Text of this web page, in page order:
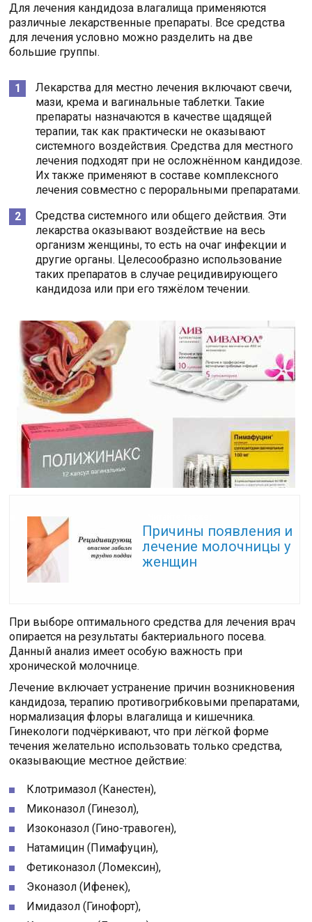
Для лечения кандидоза влагалища применяются
различные лекарственные препараты. Все средства
для лечения условно можно разделить на две
большие группы.
Лекарства для местно лечения включают свечи,
мази, крема и вагинальные таблетки. Такие
препараты назначаются в качестве щадящей
терапии, так как практически не оказывают
системного воздействия. Средства для местного
лечения подходят при не осложнённом кандидозе.
Их также применяют в составе комплексного
лечения совместно с пероральными препаратами.
Средства системного или общего действия. Эти
лекарства оказывают воздействие на весь
организм женщины, то есть на очаг инфекции и
другие органы. Целесообразно использование
таких препаратов в случае рецидивирующего
кандидоза или при его тяжёлом течении.
Причины появления и
лечение молочницы у
женщин
При выборе оптимального средства для лечения врач
опирается на результаты бактериального посева.
Данный анализ имеет особую важность при
хронической молочнице.
Лечение включает устранение причин возникновения
кандидоза, терапию противогрибковыми препаратами,
нормализация флоры влагалища и кишечника.
Гинекологи подчёркивают, что при лёгкой форме
течения желательно использовать только средства,
оказывающие местное действие:
Клотримазол (Канестен),
Миконазол (Гинезол),
Изоконазол (Гино-травоген),
Натамицин (Пимафуцин),
Фетиконазол (Ломексин),
Эконазол (Ифенек),
Имидазол (Гинофорт),